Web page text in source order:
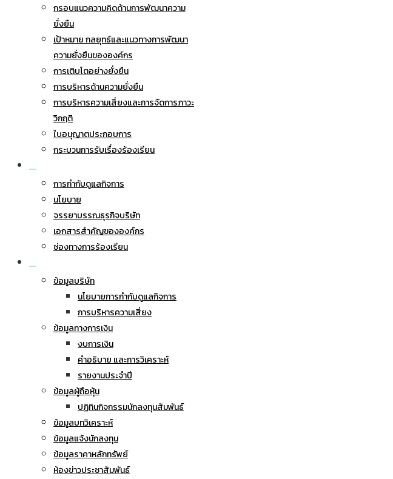
กรอบแนวความคิดด้านการพัฒนาความ
ยั่งยืน
เป้าหมาย กลยุทธ์และแนวทางการพัฒนา
ความยั่งยืนขององค์กร
การเติบโตอย่างยั่งยืน
การบริหารด้านความยั่งยืน
การบริหารความเสี่ยงและการจัดการภาวะ
วิกฤติ
ใบอนุญาตประกอบการ
กระบวนการรับเรื่องร้องเรียน
การกำกับดูแลกิจการ
นโยบาย
จรรยาบรรณธุรกิจบริษัท
เอกสารสำคัญขององค์กร
ช่องทางการร้องเรียน
ข้อมูลบริษัท
นโยบายการกำกับดูแลกิจการ
การบริหารความเสี่ยง
ข้อมูลทางการเงิน
งบการเงิน
คำอธิบาย และการวิเคราะห์
รายงานประจำปี
ข้อมูลผู้ถือหุ้น
ปฏิทินกิจกรรมนักลงทุนสัมพันธ์
ข้อมูลบทวิเคราะห์
ข้อมูลแจ้งนักลงทุน
ข้อมูลราคาหลักทรัพย์
ห้องข่าวประชาสัมพันธ์